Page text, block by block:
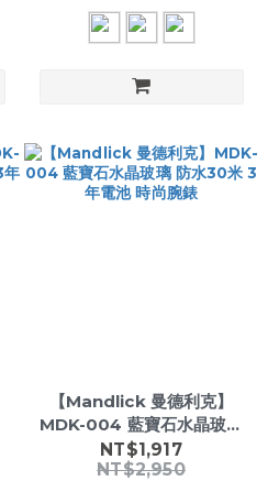
【Mandlick 曼德利克】
MDK-004 藍寶石水晶玻璃
防水30米 3年電池 時尚腕錶
NT$1,917
NT$2,950